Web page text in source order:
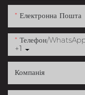
Електронна Пошта
+1
Телефон/
Компанія